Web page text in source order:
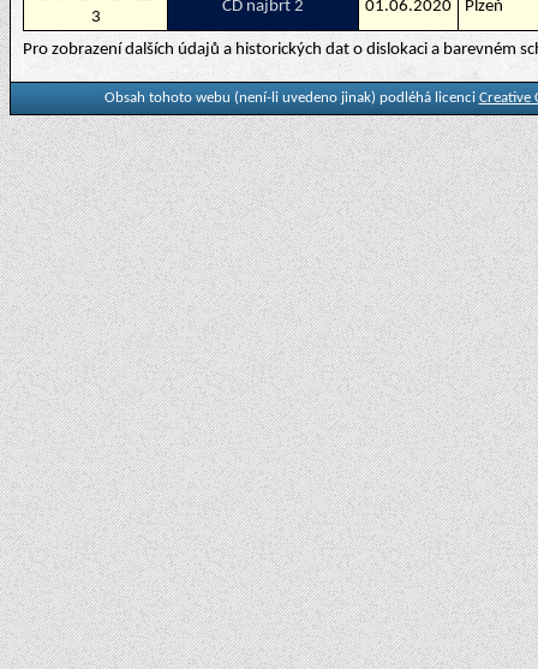
3
ČD najbrt 2 01.06.2020 Plzeň
Pro zobrazení dalších údajů a historických dat o dislokaci a barevném
Obsah tohoto webu (není-li uvedeno jinak) podléhá licenci Creative